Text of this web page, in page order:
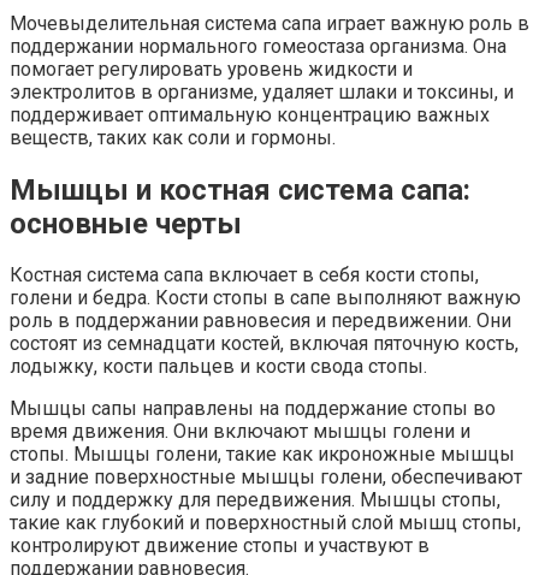
Мочевыделительная система сапа играет важную роль в
поддержании нормального гомеостаза организма. Она
помогает регулировать уровень жидкости и
электролитов в организме, удаляет шлаки и токсины, и
поддерживает оптимальную концентрацию важных
веществ, таких как соли и гормоны.
Мышцы и костная система сапа:
основные черты
Костная система сапа включает в себя кости стопы,
голени и бедра. Кости стопы в сапе выполняют важную
роль в поддержании равновесия и передвижении. Они
состоят из семнадцати костей, включая пяточную кость,
лодыжку, кости пальцев и кости свода стопы.
Мышцы сапы направлены на поддержание стопы во
время движения. Они включают мышцы голени и
стопы. Мышцы голени, такие как икроножные мышцы
и задние поверхностные мышцы голени, обеспечивают
силу и поддержку для передвижения. Мышцы стопы,
такие как глубокий и поверхностный слой мышц стопы,
контролируют движение стопы и участвуют в
поддержании равновесия.